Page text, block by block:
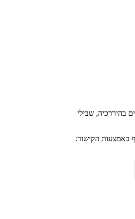
בהיררכיה, שבילי
באמצעות הקישור: